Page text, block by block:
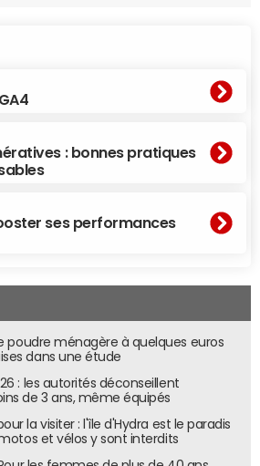
: bonnes pratiques
ses performances
poudre ménagère à quelques euros
dans une étude
: les autorités déconseillent
de 3 ans, même équipés
la visiter : l'île d'Hydra est le paradis
et vélos y sont interdits